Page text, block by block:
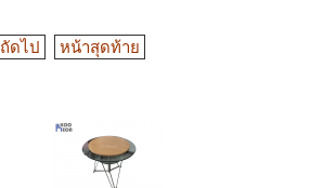
ถัดไป หน้าสุดท้าย